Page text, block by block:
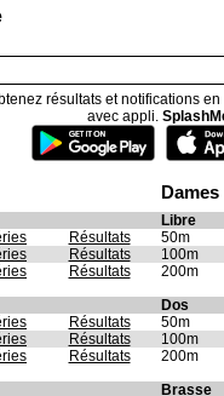
résultats et notifications
avec appli.
Dames
Libre
Résultats
50m
Résultats
100m
Résultats
200m
Dos
Résultats
50m
Résultats
100m
Résultats
200m
Brasse